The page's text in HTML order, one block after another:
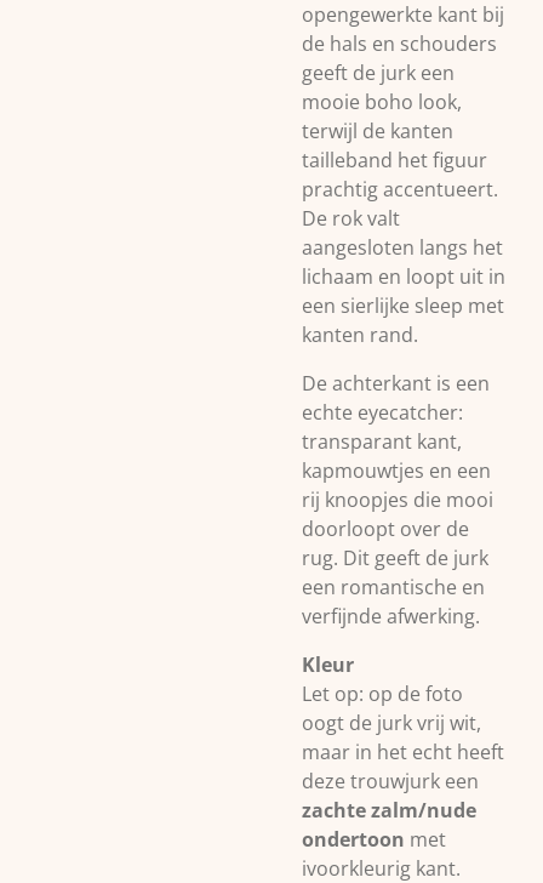
opengewerkte kant bij
de hals en schouders
geeft de jurk een
mooie boho look,
terwijl de kanten
tailleband het figuur
prachtig accentueert.
De rok valt
aangesloten langs het
lichaam en loopt uit in
een sierlijke sleep met
kanten rand.
De achterkant is een
echte eyecatcher:
transparant kant,
kapmouwtjes en een
rij knoopjes die mooi
doorloopt over de
rug. Dit geeft de jurk
een romantische en
verfijnde afwerking.
Kleur
Let op: op de foto
oogt de jurk vrij wit,
maar in het echt heeft
deze trouwjurk een
zachte zalm/nude
ondertoon met
ivoorkleurig kant.